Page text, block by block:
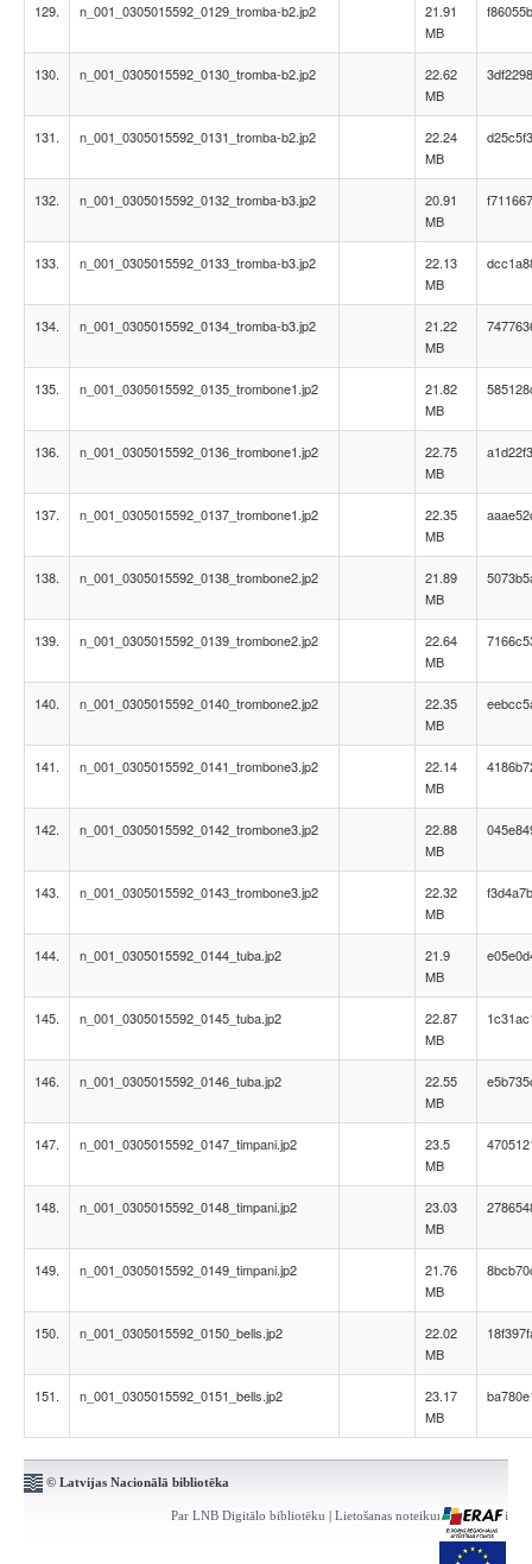
129. n_001_0305015592_0129_tromba-b2.jp2
21.91
MB
130. n_001_0305015592_0130_tromba-b2.jp2
22.62
MB
131. n_001_0305015592_0131_tromba-b2.jp2
22.24
MB
132. n_001_0305015592_0132_tromba-b3.jp2
20.91
MB
133. n_001_0305015592_0133_tromba-b3.jp2
22.13
MB
134. n_001_0305015592_0134_tromba-b3.jp2
21.22
MB
135. n_001_0305015592_0135_trombone1.jp2
21.82
MB
136. n_001_0305015592_0136_trombone1.jp2
22.75
MB
137. n_001_0305015592_0137_trombone1.jp2
22.35
MB
138. n_001_0305015592_0138_trombone2.jp2
21.89
MB
139. n_001_0305015592_0139_trombone2.jp2
22.64
MB
140. n_001_0305015592_0140_trombone2.jp2
22.35
MB
141. n_001_0305015592_0141_trombone3.jp2
22.14
MB
142. n_001_0305015592_0142_trombone3.jp2
22.88
MB
143. n_001_0305015592_0143_trombone3.jp2
22.32
MB
144. n_001_0305015592_0144_tuba.jp2
21.9
MB
145. n_001_0305015592_0145_tuba.jp2
22.87
MB
146. n_001_0305015592_0146_tuba.jp2
22.55
MB
147. n_001_0305015592_0147_timpani.jp2
23.5
MB
148. n_001_0305015592_0148_timpani.jp2
23.03
MB
149. n_001_0305015592_0149_timpani.jp2
21.76
MB
150. n_001_0305015592_0150_bells.jp2
22.02
MB
151. n_001_0305015592_0151_bells.jp2
23.17
MB
© Latvijas Nacionālā bibliotēka
Par LNB Digitālo bibliotēku | Lietošanas noteikumi | Kontakti